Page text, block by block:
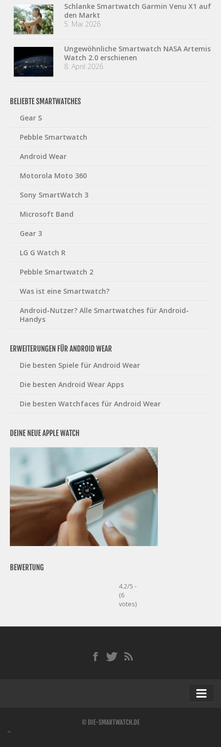
Schlanke Smartwatch Garmin Venu X1 auf
den Markt
5. Mai 2026
Ungewöhnliche Smartwatch NASA Artemis
Watch 2.0 erschienen
8. April 2026
BELIEBTE SMARTWATCHES
Gear S
Pebble Smartwatch
Android Wear
Motorola Moto 360
Sony SmartWatch 3
Microsoft Band
Gear 3
LG G Watch R
Pebble Smartwatch 2
Was ist eine Smartwatch?
Android-Nutzer? Alle Smartwatches für Android-
Handys
ERWEITERUNGEN FÜR ANDROID WEAR
Die besten Spiele für Android Wear
Die besten Android Wear Apps
Die besten Watchfaces für Android Wear
DEINE NEUE APPLE WATCH
BEWERTUNG
4.2/5 -
(6
votes)
© DIE-SMARTWATCH.DE